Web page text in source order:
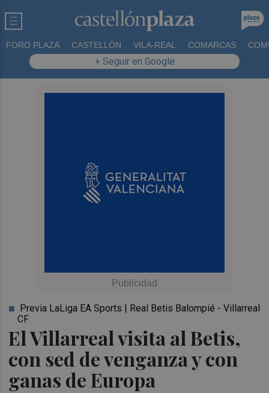
FORO PLAZA CASTELLÓN VILA-REAL COMARCAS
+ Seguir en Google
El Villarreal visita al Betis,
con sed de venganza y con
ganas de Europa
Previa LaLiga EA Sports | Real Betis Balompié - Villarreal
CF